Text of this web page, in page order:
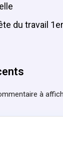
du travail
à